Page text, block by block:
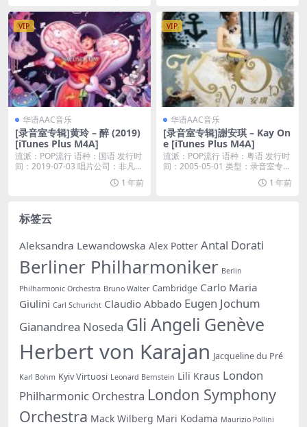
VIP
华语AAC音乐
[录音室专辑]黄玲 – 醉 (2019)
[iTunes Plus M4A]
流派：POP流行 语种：国语 发行时
间：2019-07-03 唱片公司：非凡成
1 年前
VIP
华语AAC音乐
[录音室专辑]謝安琪 – Kay On
e [iTunes Plus M4A]
流派：POP流行 语种：粤语 发行时
间：2005-05-01 类型：录音室专辑
1 年前
标签云
Aleksandra Lewandowska Alex Potter Antal Dorati
Berliner Philharmoniker Berlin
Philharmonic Orchestra Bruno Walter Cambridge Carlo Maria
Giulini Carl Schuricht Claudio Abbado Eugen Jochum
Gianandrea Noseda Gli Angeli Genève
Herbert von Karajan Jacqueline du Pré
Karl Bohm Kyiv Virtuosi Leonard Bernstein Lili Kraus London
Philharmonic Orchestra London Symphony
Orchestra Mack Wilberg Mari Kodama Maurizio Pollini